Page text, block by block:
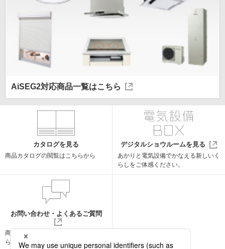
AiSEG2対応商品一覧はこちら
カタログを見る
商品カタログの閲覧はこちらから
デジタルショウルームを見る
あかりと電気設備でかなえる新しいく
らしをご体感ください。
お問い合わせ・よくあるご質問
商品についての
らから